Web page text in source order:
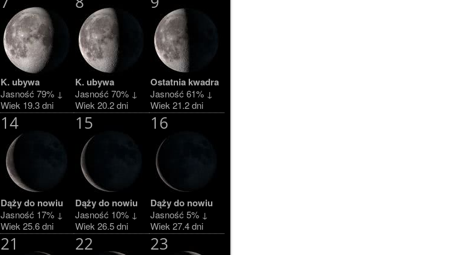
K. ubywa
Jasność 79% ↓
Wiek 19.3 dni
K. ubywa
Jasność 70% ↓
Wiek 20.2 dni
Ostatnia kwadra
Jasność 61% ↓
Wiek 21.2 dni
14
Dąży do nowiu
Jasność 17% ↓
Wiek 25.6 dni
15
Dąży do nowiu
Jasność 10% ↓
Wiek 26.5 dni
16
Dąży do nowiu
Jasność 5% ↓
Wiek 27.4 dni
21 22 23